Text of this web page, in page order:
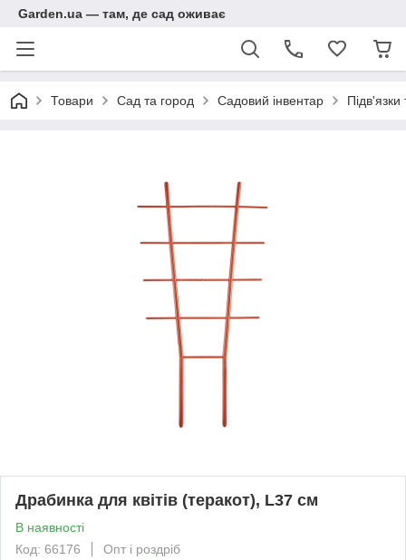
Garden.ua — там, де сад оживає
Товари Сад та город Садовий інвентар
Драбинка для квітів (теракот), L37 см
В наявності
Код: 66176
Опт і роздріб